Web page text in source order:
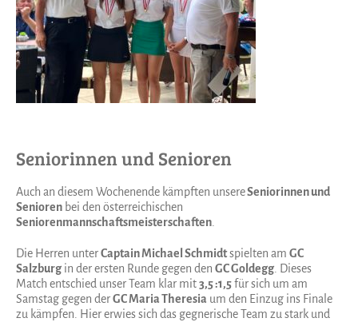
Seniorinnen und Senioren
Auch an diesem Wochenende kämpften unsereSeniorinnen und
Senioren bei den österreichischen
Seniorenmannschaftsmeisterschaften
Die Herren unterCaptain Michael Schmidtspielten am GC
Salzburg in der ersten Runde gegen den GC Goldegg . Dieses
Match entschied unser Team klar mit3,5 :1,5für sich um am
Samstag gegen derGC Maria Theresia um den Einzug ins Finale
zu kämpfen. Hier erwies sich das gegnerische Team zu stark und